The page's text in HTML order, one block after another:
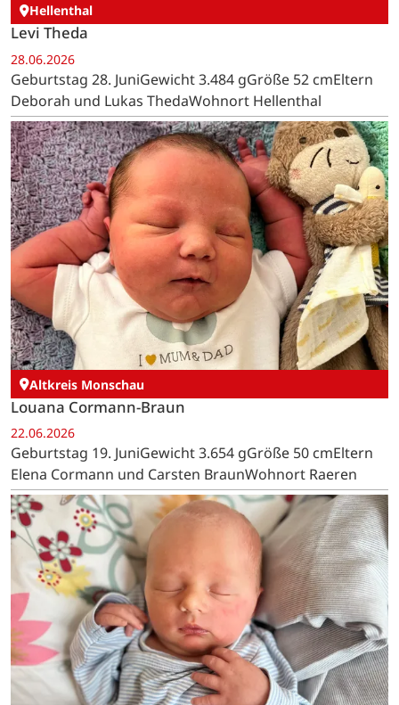
Hellenthal
Levi Theda
28.06.2026
Geburtstag 28. JuniGewicht 3.484 gGröße 52 cmEltern
Deborah und Lukas ThedaWohnort Hellenthal
Altkreis Monschau
Louana Cormann-Braun
22.06.2026
Geburtstag 19. JuniGewicht 3.654 gGröße 50 cmEltern
Elena Cormann und Carsten BraunWohnort Raeren